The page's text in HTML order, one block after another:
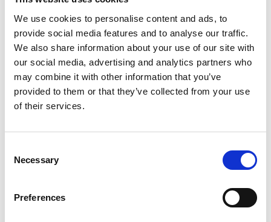
We use cookies to personalise content and ads, to
provide social media features and to analyse our traffic.
We also share information about your use of our site with
our social media, advertising and analytics partners who
may combine it with other information that you’ve
provided to them or that they’ve collected from your use
of their services.
Selection
Necessary
Preferences
onderhouden?
Het onderhoud van aluminium ligbedden vraagt weinig
inspanning. Vaak volstaat het om het ligbed regelmatig
af te spoelen met water om vuil en stof te verwijderen.
Voor een grondigere reiniging kunt u gebruikmaken
van een mild schoonmaakmiddel zonder agressieve
bestanddelen. Dankzij de roestvrije eigenschappen
blootstelling aan zon en vocht in goede conditie.
hersteldienst.
Hoe kiest u het juiste model?